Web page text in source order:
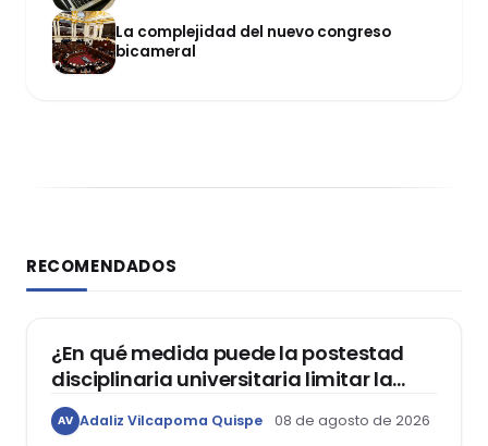
La complejidad del nuevo congreso
bicameral
RECOMENDADOS
DERECHO CONSTITUCIONAL
¿En qué medida puede la postestad
disciplinaria universitaria limitar la
libertad de expresión de los
estudiantes?
AV Adaliz Vilcapoma Quispe 08 de agosto de 2026